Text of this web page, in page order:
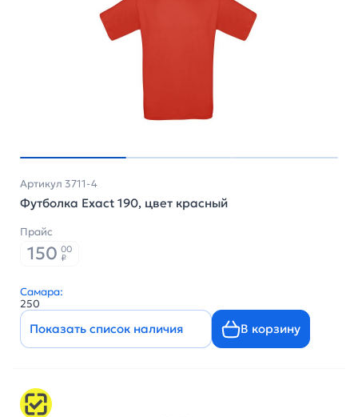
Артикул 3711-4
Футболка Exact 190, цвет красный
Прайс
150 00
₽
Самара:
250
Показать список наличия В корзину